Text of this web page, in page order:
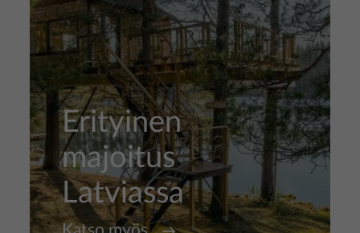
Erityinen
majoitus
Latviassa